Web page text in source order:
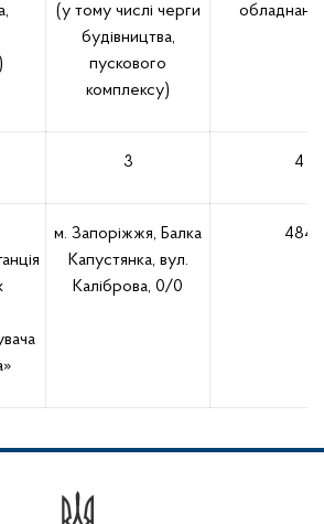
(у тому числі черги
будівництва,
пускового
комплексу)
3 4
м. Запоріжжя, Балка
Капустянка, вул.
Каліброва, 0/0
484